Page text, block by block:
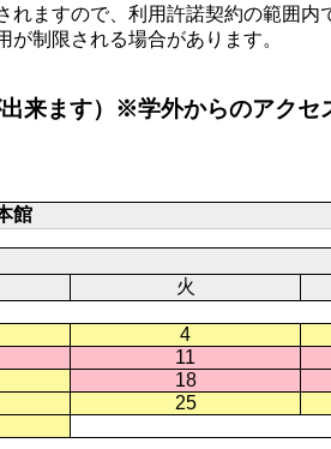
ますので、利用許諾契約の範囲内
制限される場合があります。
来ます）※学外からのアクセ
館
火
4
11
18
25